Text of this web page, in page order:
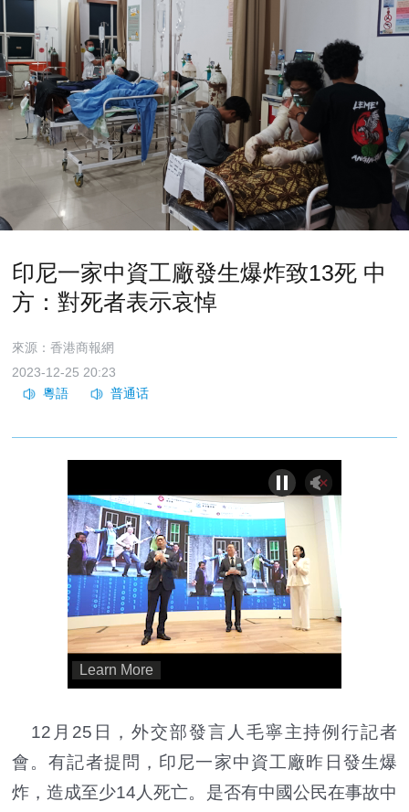
印尼一家中資工廠發生爆炸致13死 中
方：對死者表示哀悼
來源：香港商報網
2023-12-25 20:23
12月25日，外交部發言人毛寧主持例行記者
會。有記者提問，印尼一家中資工廠昨日發生爆
炸，造成至少14人死亡。是否有中國公民在事故中